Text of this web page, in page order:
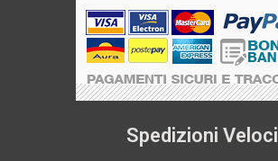
Spedizioni Veloci